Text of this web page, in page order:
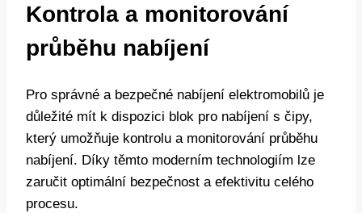
Kontrola a monitorování
průběhu nabíjení
Pro správné a bezpečné nabíjení elektromobilů je
důležité mít k dispozici blok pro nabíjení s čipy,
který umožňuje kontrolu a monitorování průběhu
nabíjení. Díky těmto moderním technologiím lze
zaručit optimální bezpečnost a efektivitu celého
procesu.